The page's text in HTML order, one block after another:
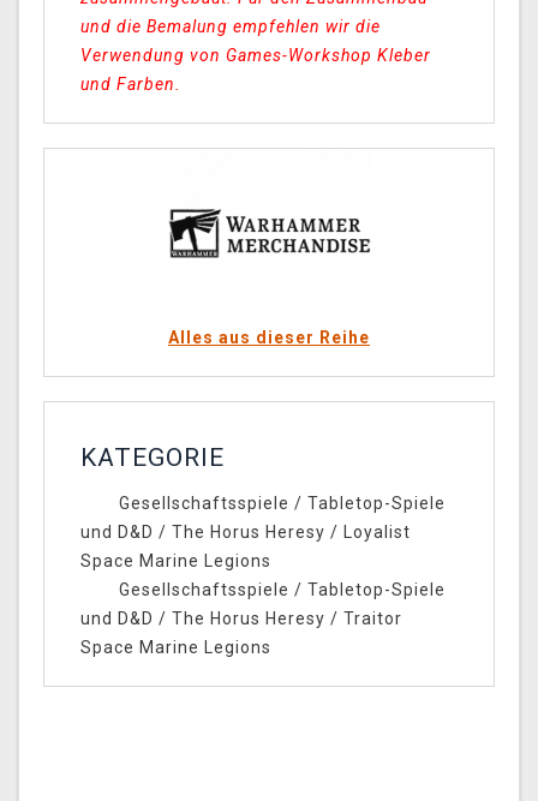
und die Bemalung empfehlen wir die
Verwendung von Games-Workshop Kleber
und Farben.
Alles aus dieser Reihe
KATEGORIE
Gesellschaftsspiele / Tabletop-Spiele
und D&D / The Horus Heresy / Loyalist
Space Marine Legions
Gesellschaftsspiele / Tabletop-Spiele
und D&D / The Horus Heresy / Traitor
Space Marine Legions